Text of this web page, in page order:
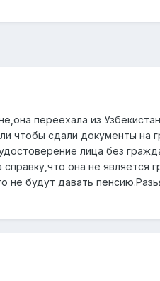
переехала из
чтобы сдали документы
лица без
она не является
не будут давать